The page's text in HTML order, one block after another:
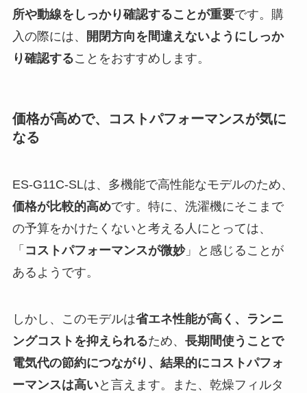
所や動線をしっかり確認することが重要です。購
入の際には、
開閉方向を間違えないようにしっか
り確認することをおすすめします。
価格が高めで、コストパフォーマンスが気に
なる
ES-G11C-SLは、多機能で高性能なモデルのため、
価格が比較的高めです。特に、洗濯機にそこまで
の予算をかけたくないと考える人にとっては、
「 コストパフォーマンスが微妙」と感じることが
あるようです。
しかし、このモデルは省エネ性能が高く、ランニ
ングコストを抑えられるため、 長期間使うことで
電気代の節約につながり、結果的にコストパフォ
ーマンスは高いと言えます。また、乾燥フィルタ